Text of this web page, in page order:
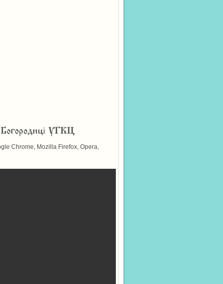
Богородиці УГКЦ
Chrome, Mozilla Firefox, Opera,